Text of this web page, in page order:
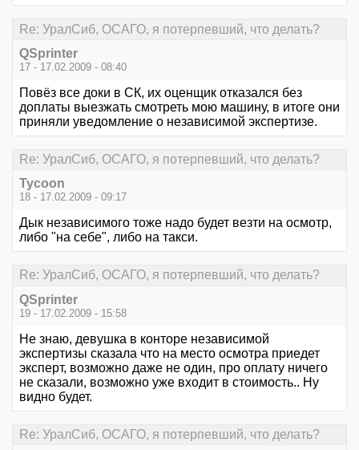
Re: УралСиб, ОСАГО, я потерпевший, что делать?
QSprinter
17 - 17.02.2009 - 08:40
Повёз все доки в СК, их оценщик отказался без
доплаты выезжать смотреть мою машину, в итоге они
приняли уведомление о независимой экспертизе.
Re: УралСиб, ОСАГО, я потерпевший, что делать?
Tycoon
18 - 17.02.2009 - 09:17
Дык независимого тоже надо будет везти на осмотр,
либо "на себе", либо на такси.
Re: УралСиб, ОСАГО, я потерпевший, что делать?
QSprinter
19 - 17.02.2009 - 15:58
Не знаю, девушка в конторе независимой
экспертизы сказала что на место осмотра приедет
эксперт, возможно даже не один, про оплату ничего
не сказали, возможно уже входит в стоимость.. Ну
видно будет.
Re: УралСиб, ОСАГО, я потерпевший, что делать?